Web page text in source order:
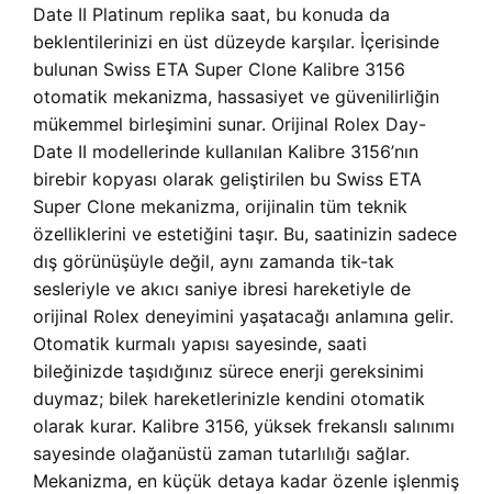
Date II Platinum replika saat, bu konuda da
beklentilerinizi en üst düzeyde karşılar. İçerisinde
bulunan Swiss ETA Super Clone Kalibre 3156
otomatik mekanizma, hassasiyet ve güvenilirliğin
mükemmel birleşimini sunar. Orijinal Rolex Day-
Date II modellerinde kullanılan Kalibre 3156’nın
birebir kopyası olarak geliştirilen bu Swiss ETA
Super Clone mekanizma, orijinalin tüm teknik
özelliklerini ve estetiğini taşır. Bu, saatinizin sadece
dış görünüşüyle değil, aynı zamanda tik-tak
sesleriyle ve akıcı saniye ibresi hareketiyle de
orijinal Rolex deneyimini yaşatacağı anlamına gelir.
Otomatik kurmalı yapısı sayesinde, saati
bileğinizde taşıdığınız sürece enerji gereksinimi
duymaz; bilek hareketlerinizle kendini otomatik
olarak kurar. Kalibre 3156, yüksek frekanslı salınımı
sayesinde olağanüstü zaman tutarlılığı sağlar.
Mekanizma, en küçük detaya kadar özenle işlenmiş